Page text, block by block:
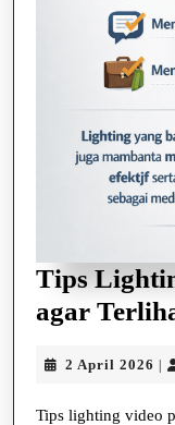
Tips
agar
2 April 2026 2
Tips lighting video